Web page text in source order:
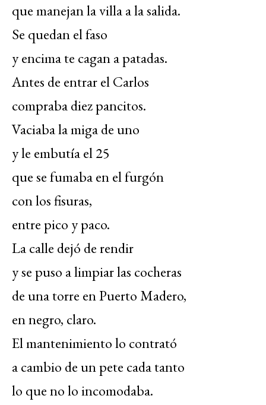
que manejan la villa a la salida.
Se quedan el faso
y encima te cagan a patadas.
Antes de entrar el Carlos
compraba diez pancitos.
Vaciaba la miga de uno
y le embutía el 25
que se fumaba en el furgón
con los fisuras,
entre pico y paco.
La calle dejó de rendir
y se puso a limpiar las cocheras
de una torre en Puerto Madero,
en negro, claro.
El mantenimiento lo contrató
a cambio de un pete cada tanto
lo que no lo incomodaba.